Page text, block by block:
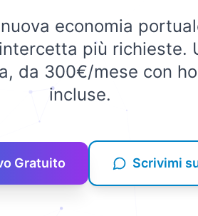
economia
più richieste.
da 300€/mese con
incluse.
Gratuito Scrivimi